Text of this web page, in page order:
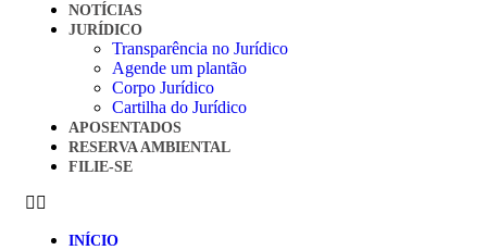
NOTÍCIAS
JURÍDICO
Transparência no Jurídico
Agende um plantão
Corpo Jurídico
Cartilha do Jurídico
APOSENTADOS
RESERVA AMBIENTAL
FILIE-SE
INÍCIO